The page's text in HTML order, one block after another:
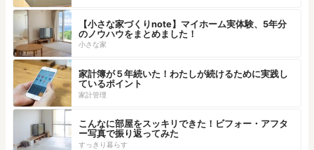
【小さな家づくりnote】マイホーム実体験、5年分
のノウハウをまとめました！
小さな家
家計簿が５年続いた！わたしが続けるために実践し
ているポイント
家計管理
こんなに部屋をスッキリできた！ビフォー・アフタ
ー写真で振り返ってみた
すっきり暮らす